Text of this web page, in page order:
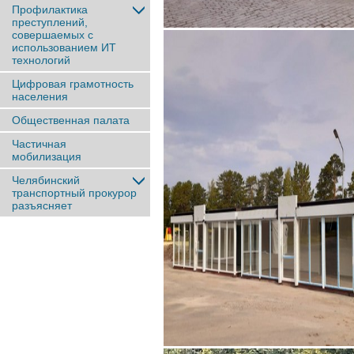
Профилактика
преступлений,
совершаемых с
использованием ИТ
технологий
Цифровая грамотность
населения
Общественная палата
Частичная
мобилизация
Челябинский
транспортный прокурор
разъясняет